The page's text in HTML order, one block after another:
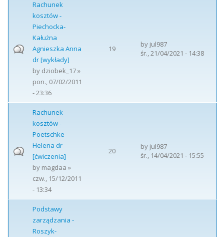
Rachunek
kosztów -
Piechocka-
Kałużna
Agnieszka Anna
dr [wykłady]
by dziobek_17»
pon., 07/02/2011
- 23:36
19 by jul987
śr., 21/04/2021 - 14:38
Rachunek
kosztów -
Poetschke
Helena dr
[ćwiczenia]
by magdaa »
czw., 15/12/2011
- 13:34
20 by jul987
śr., 14/04/2021 - 15:55
Podstawy
zarządzania -
Roszyk-